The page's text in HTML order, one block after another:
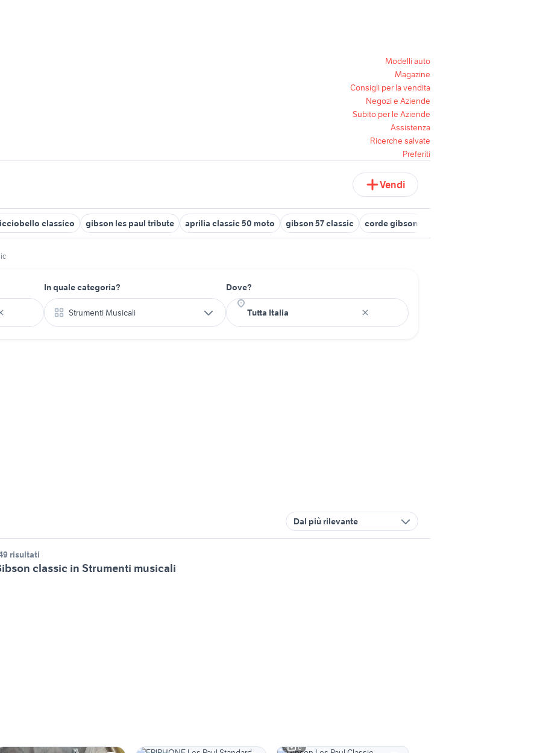
Modelli auto
Magazine
Consigli per la vendita
Negozi e Aziende
Subito per le Aziende
Assistenza
Ricerche salvate
Preferiti
Vendi
classico gibson les paul tribute aprilia classic 50 moto gibson 57 classic corde gibson
In quale categoria?
Strumenti Musicali
Dove?
Dal più rilevante
risultati
classic in Strumenti musicali
6